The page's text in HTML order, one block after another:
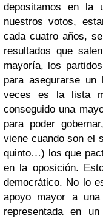
depositamos en la
nuestros votos,
cada cuatro años,
resultados que
mayoría, los
para asegurarse un
veces es la lista
conseguido una
para poder
viene cuando son el
quinto…) los que
en la oposición.
democrático. No lo
apoyo mayor a una
representada en